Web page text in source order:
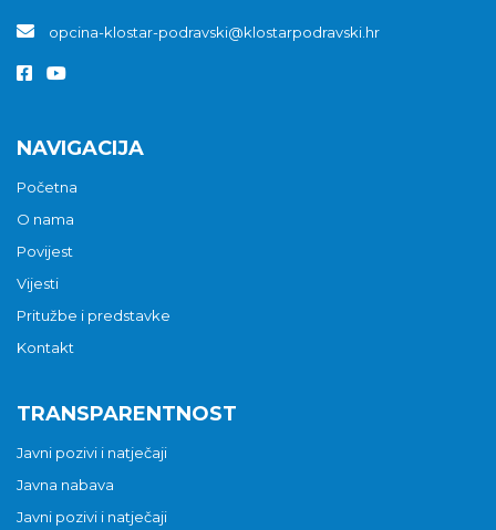
opcina-klostar-podravski@klostarpodravski.hr
NAVIGACIJA
Početna
O nama
Povijest
Vijesti
Pritužbe i predstavke
Kontakt
TRANSPARENTNOST
Javni pozivi i natječaji
Javna nabava
Javni pozivi i natječaji